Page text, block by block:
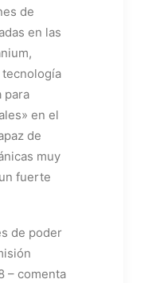
de
en las
para
en el
de
muy
fuerte
de poder
– comenta